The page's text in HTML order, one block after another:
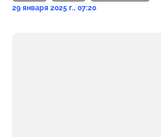
29 января 2025 г., 07:20